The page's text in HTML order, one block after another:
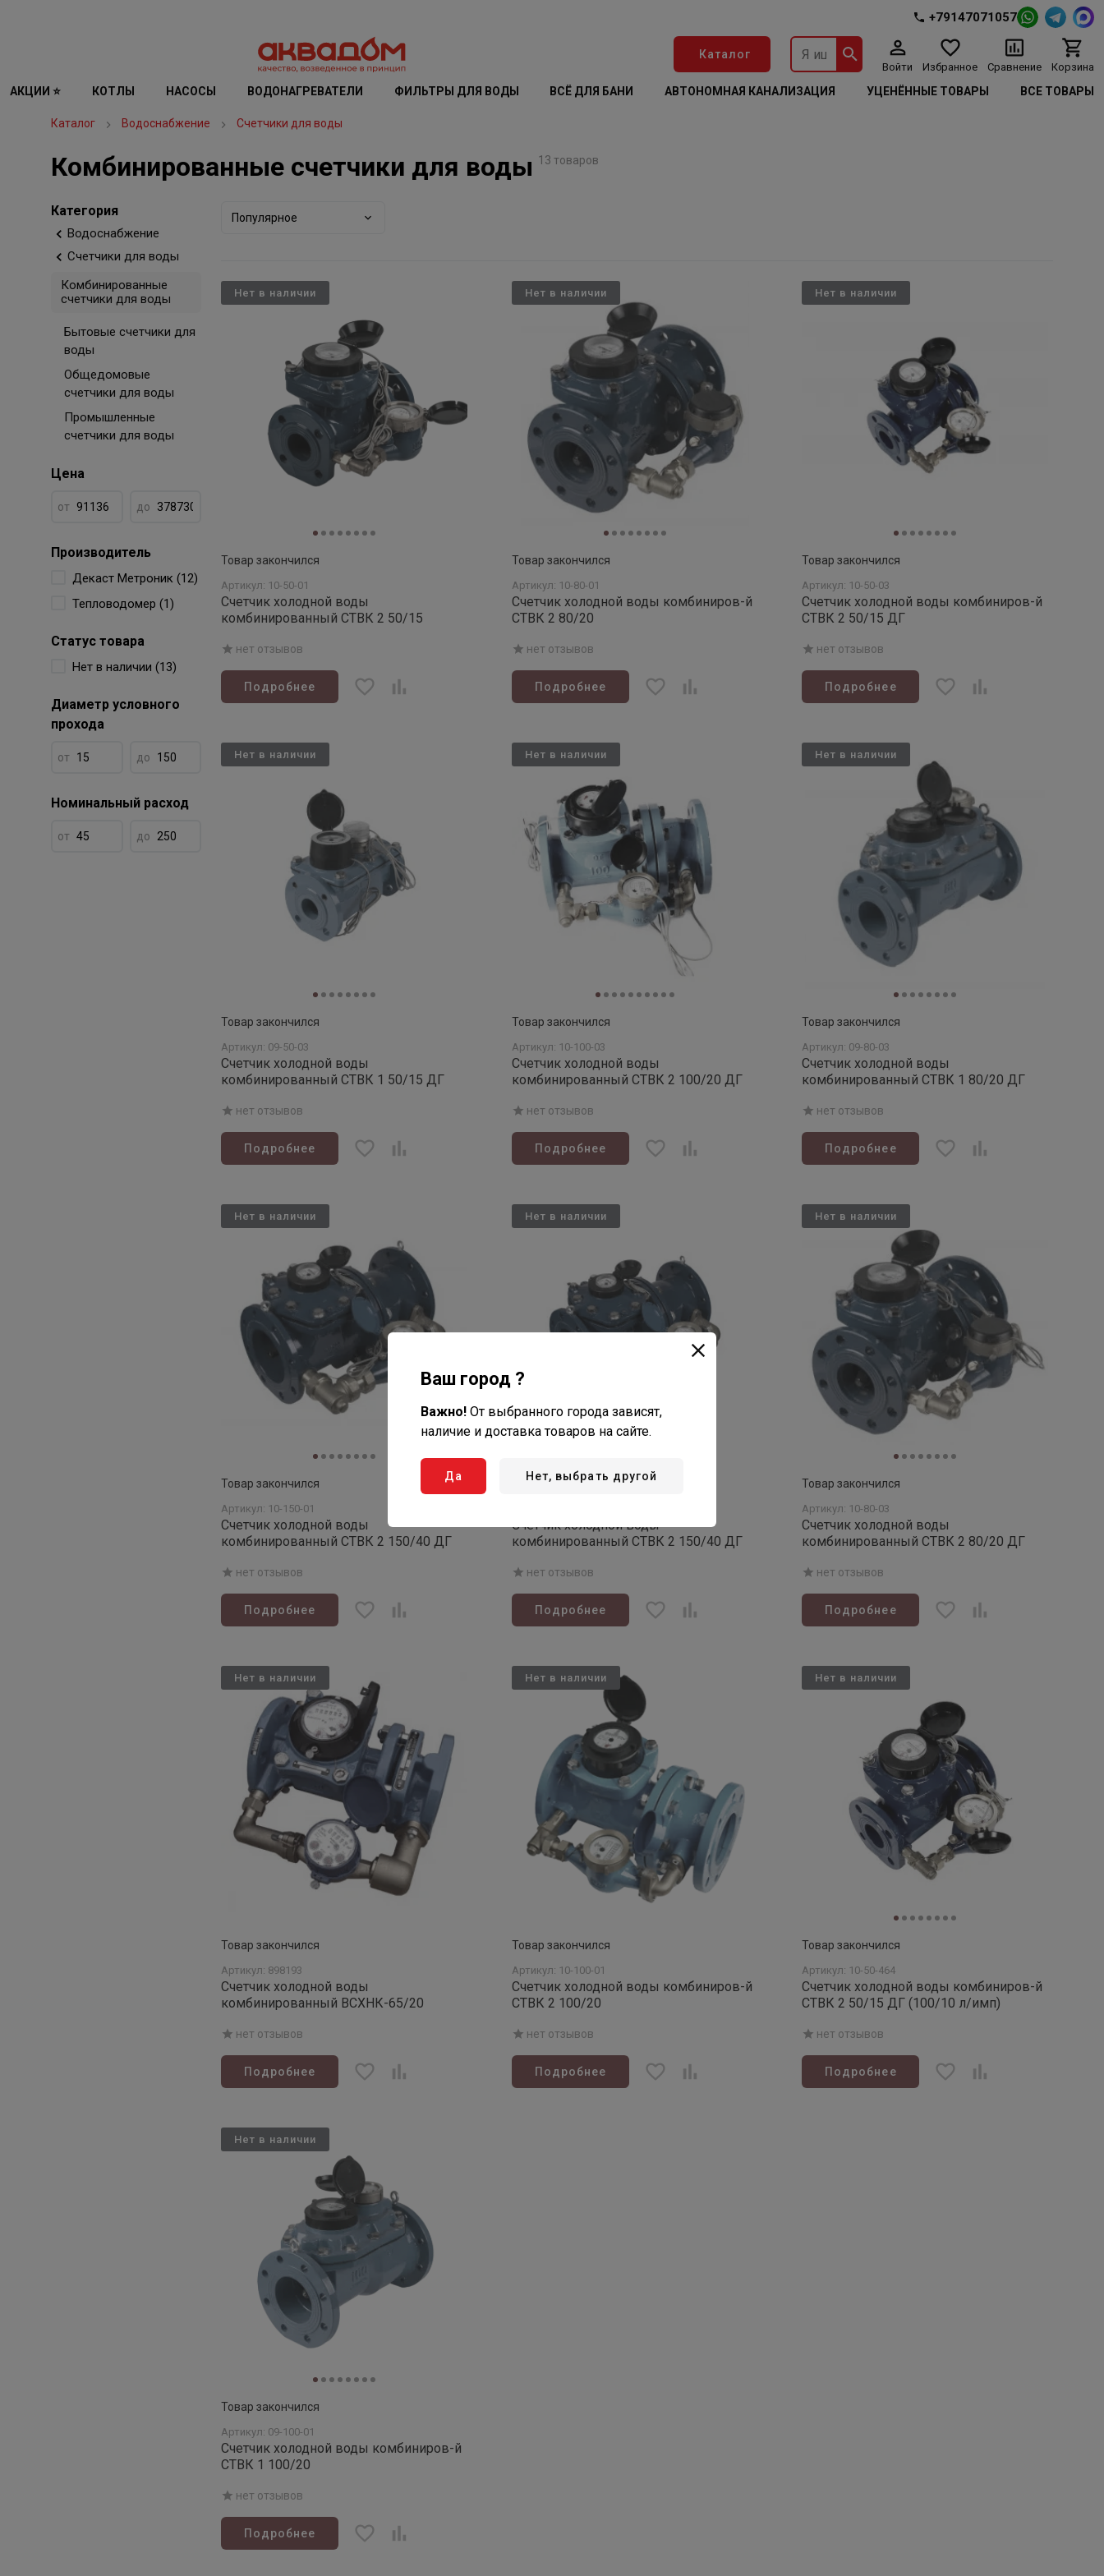
+79147071057
Каталог
Войти Избранное Сравнение Корзина
АКЦИИ ⭐ КОТЛЫ НАСОСЫ ВОДОНАГРЕВАТЕЛИ ФИЛЬТРЫ ДЛЯ ВОДЫ ВСЁ ДЛЯ БАНИ АВТОНОМНАЯ КАНАЛИЗАЦИЯ УЦЕНЁННЫЕ ТОВАРЫ ВСЕ ТОВАРЫ
Каталог Водоснабжение Счетчики для воды
Комбинированные счетчики для воды 13 товаров
Категория
Водоснабжение
Счетчики для воды
Комбинированные
счетчики для воды
Бытовые счетчики для
воды
Общедомовые
счетчики для воды
Промышленные
счетчики для воды
Цена
от до
Производитель
Декаст Метроник (12)
Тепловодомер (1)
Статус товара
Нет в наличии (13)
Диаметр условного
прохода
от до
Номинальный расход
от до
Популярное
Товар закончился
Артикул: 10-50-01
Счетчик холодной воды
комбинированный СТВК 2 50/15
нет отзывов
Подробнее
Нет в наличии
Товар закончился
Артикул: 10-80-01
Счетчик холодной воды комбиниров-й
СТВК 2 80/20
нет отзывов
Подробнее
Нет в наличии
Товар закончился
Артикул: 10-50-03
Счетчик холодной воды комбиниров-й
СТВК 2 50/15 ДГ
нет отзывов
Подробнее
Нет в наличии
Товар закончился
Артикул: 09-50-03
Счетчик холодной воды
комбинированный СТВК 1 50/15 ДГ
нет отзывов
Подробнее
Нет в наличии
Товар закончился
Артикул: 10-100-03
Счетчик холодной воды
комбинированный СТВК 2 100/20 ДГ
нет отзывов
Подробнее
Нет в наличии
Товар закончился
Артикул: 09-80-03
Счетчик холодной воды
комбинированный СТВК 1 80/20 ДГ
нет отзывов
Подробнее
Нет в наличии
Товар закончился
Артикул: 10-150-01
Счетчик холодной воды
комбинированный СТВК 2 150/40 ДГ
нет отзывов
Подробнее
Нет в наличии
Товар закончился
Счетчик холодной воды
комбинированный СТВК 2 150/40 ДГ
нет отзывов
Подробнее
Нет в наличии
Товар закончился
Артикул: 10-80-03
Счетчик холодной воды
комбинированный СТВК 2 80/20 ДГ
нет отзывов
Подробнее
Нет в наличии
Товар закончился
Артикул: 898193
Счетчик холодной воды
комбинированный ВСХНК-65/20
нет отзывов
Подробнее
Нет в наличии
Товар закончился
Артикул: 10-100-01
Счетчик холодной воды комбиниров-й
СТВК 2 100/20
нет отзывов
Подробнее
Нет в наличии
Товар закончился
Артикул: 10-50-464
Счетчик холодной воды комбиниров-й
СТВК 2 50/15 ДГ (100/10 л/имп)
нет отзывов
Подробнее
Нет в наличии
Товар закончился
Артикул: 09-100-01
Счетчик холодной воды комбиниров-й
СТВК 1 100/20
нет отзывов
Подробнее
Нет в наличии
Ваш город ?
Важно! От выбранного города зависят,
наличие и доставка товаров на сайте.
Да Нет, выбрать другой